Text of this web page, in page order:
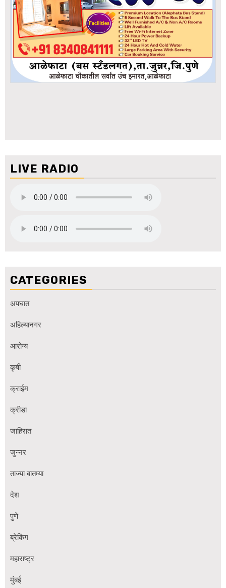
LIVE RADIO
CATEGORIES
अपघात
अहिल्यानगर
आरोग्य
कृषी
क्राईम
क्रीडा
जाहिरात
जुन्नर
ताज्या बातम्या
देश
पुणे
ब्रेकिंग
महाराष्ट्र
मुंबई